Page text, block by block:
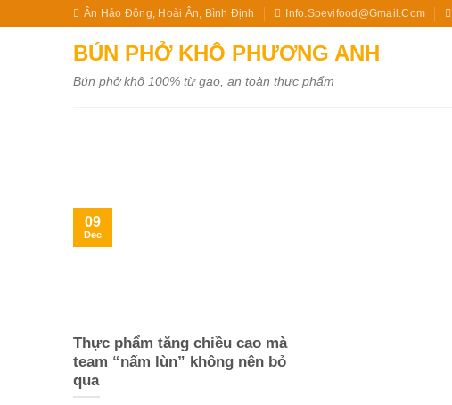
Ân Hảo Đông, Hoài Ân, Bình Định Info.spevifood@gmail.com
BÚN PHỞ KHÔ PHƯƠNG ANH
Bún phở khô 100% từ gạo, an toàn thực phẩm
Thực phẩm tăng chiều cao mà
team “nấm lùn” không nên bỏ
qua
09
Dec